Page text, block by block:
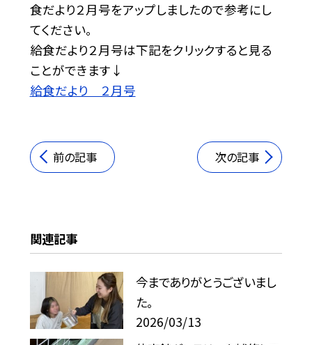
食だより２月号をアップしましたので参考にし
てください。
給食だより２月号は下記をクリックすると見る
ことができます↓
給食だより ２月号
前の記事 次の記事
関連記事
今までありがとうございまし
た。
2026/03/13